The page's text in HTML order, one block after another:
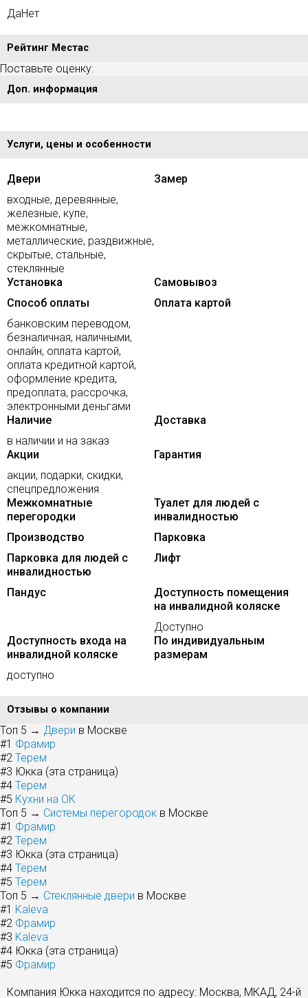
ДаНет
Рейтинг Местас
Поставьте оценку:
Доп. информация
Услуги, цены и особенности
Двери
входные, деревянные,
железные, купе,
межкомнатные,
металлические, раздвижные,
скрытые, стальные,
стеклянные
Замер
Установка
Самовывоз
Способ оплаты
банковским переводом,
безналичная, наличными,
онлайн, оплата картой,
оплата кредитной картой,
оформление кредита,
предоплата, рассрочка,
электронными деньгами
Оплата картой
Наличие
в наличии и на заказ
Доставка
Акции
акции, подарки, скидки,
спецпредложения
Гарантия
Межкомнатные
перегородки
Туалет для людей с
инвалидностью
Производство
Парковка
Парковка для людей с
инвалидностью
Лифт
Пандус
Доступность помещения
на инвалидной коляске
Доступно
Доступность входа на
инвалидной коляске
доступно
По индивидуальным
размерам
Отзывы о компании
Топ 5 → Двери в Москве
#1 Фрамир
#2 Терем
#3 Юкка (эта страница)
#4 Терем
#5 Кухни на ОК
Топ 5 → Системы перегородок в Москве
#1 Фрамир
#2 Терем
#3 Юкка (эта страница)
#4 Терем
#5 Терем
Топ 5 → Стеклянные двери в Москве
#1 Kaleva
#2 Фрамир
#3 Kaleva
#4 Юкка (эта страница)
#5 Фрамир
Компания Юкка находится по адресу: Москва, МКАД, 24-й